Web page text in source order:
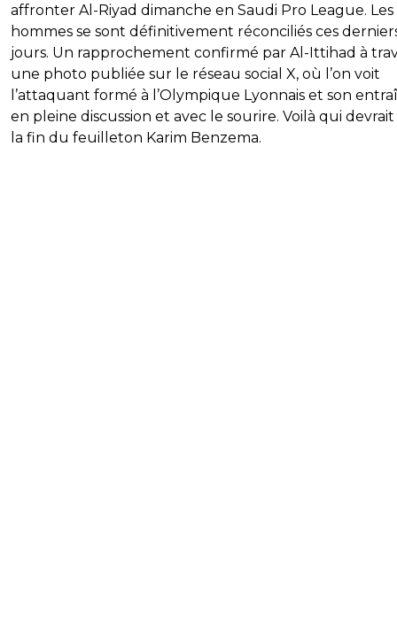
affronter Al-Riyad dimanche en Saudi Pro League.
hommes se sont définitivement réconciliés ces
jours. Un rapprochement confirmé par Al-Ittihad à
une photo publiée sur le réseau social X, où l’on voit
l’attaquant formé à l’Olympique Lyonnais et son
en pleine discussion et avec le sourire. Voilà qui
la fin du feuilleton Karim Benzema.